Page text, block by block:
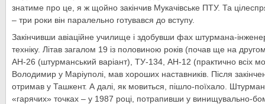
знатиме про це, я ж щойно закінчив Мукачівське ПТУ. Та
– три роки він паралельно готувався до вступу.
Закінчивши авіаційне училище і здобувши фах штурмана-
техніку. Літав загалом 19 із половиною років (почав ще на
АН-26 (штурманський варіант), ТУ-134, АН-12 (практично всіх
Володимир у Маріуполі, мав хороших наставників. Після
отримав у Ташкент. А далі, як мовиться, пішло-поїхало.
«гарячих» точках – у 1987 році, потрапивши у винищувально-